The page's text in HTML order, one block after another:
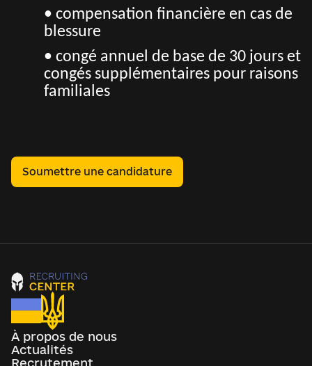
• compensation financière en cas de
blessure
• congé annuel de base de 30 jours et
congés supplémentaires pour raisons
familiales
Soumettre une candidature
À propos de nous
Actualités
Recrutement